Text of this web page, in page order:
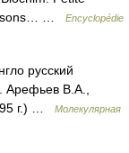
…
Encyclopédie
русский
Арефьев В.А.,
г.) …
Молекулярная